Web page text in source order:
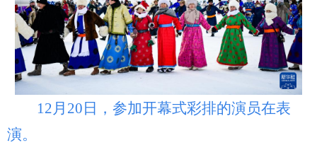
12月20日，参加开幕式彩排的演员在表
演。